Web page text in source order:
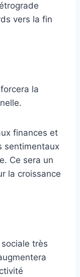
vers la fin
la
finances et
sentimentaux
Ce sera un
la croissance
très